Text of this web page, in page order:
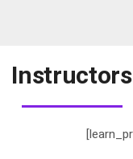
Instructors